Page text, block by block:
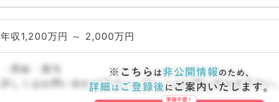
年収1,200万円 ～ 2,000万円
・昇給・賞与
詳しくはお問い合わせ下さい。詳しくはお問い合わせ下さい。